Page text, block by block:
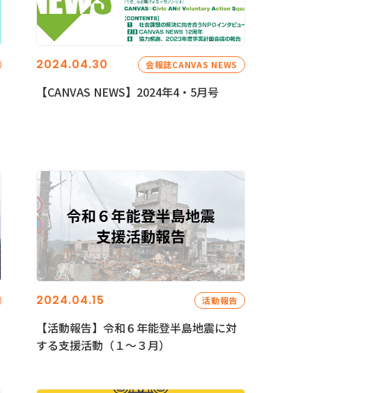
2024.04.30 会報誌CANVAS NEWS
【CANVAS NEWS】2024年4・5月号
2024.04.15 活動報告
【活動報告】令和６年能登半島地震に対
する支援活動（１〜３月）